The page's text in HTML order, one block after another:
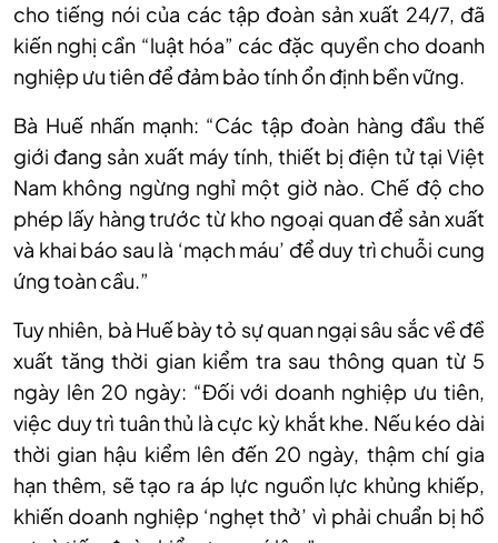
cho tiếng nói của các tập đoàn sản xuất 24/7, đã
kiến nghị cần “luật hóa” các đặc quyền cho doanh
nghiệp ưu tiên để đảm bảo tính ổn định bền vững.
Bà Huế nhấn mạnh: “Các tập đoàn hàng đầu thế
giới đang sản xuất máy tính, thiết bị điện tử tại Việt
Nam không ngừng nghỉ một giờ nào. Chế độ cho
phép lấy hàng trước từ kho ngoại quan để sản xuất
và khai báo sau là ‘mạch máu’ để duy trì chuỗi cung
ứng toàn cầu.”
Tuy nhiên, bà Huế bày tỏ sự quan ngại sâu sắc về đề
xuất tăng thời gian kiểm tra sau thông quan từ 5
ngày lên 20 ngày: “Đối với doanh nghiệp ưu tiên,
việc duy trì tuân thủ là cực kỳ khắt khe. Nếu kéo dài
thời gian hậu kiểm lên đến 20 ngày, thậm chí gia
hạn thêm, sẽ tạo ra áp lực nguồn lực khủng khiếp,
khiến doanh nghiệp ‘nghẹt thở’ vì phải chuẩn bị hồ